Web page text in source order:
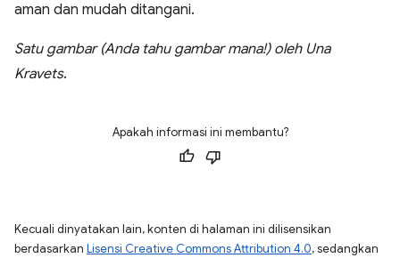
aman dan mudah ditangani.
Satu gambar (Anda tahu gambar mana!) oleh Una
Kravets.
Apakah informasi ini membantu?
Kecuali dinyatakan lain, konten di halaman ini dilisensikan
berdasarkan Lisensi Creative Commons Attribution 4.0, sedangkan